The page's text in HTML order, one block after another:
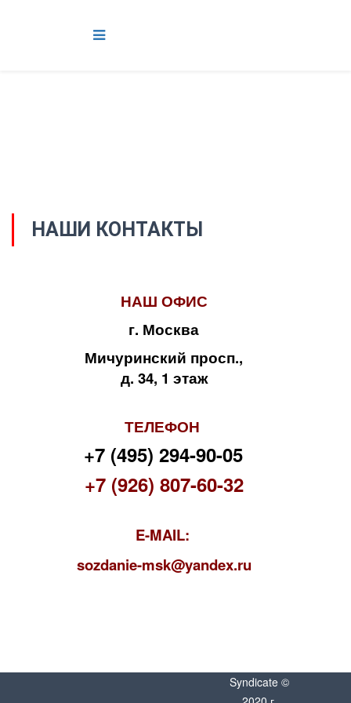
НАШИ КОНТАКТЫ
НАШ ОФИС
г. Москва
Мичуринский просп.,
д. 34, 1 этаж
ТЕЛЕФОН
+7 (495) 294-90-05
+7 (926) 807-60-32
E-MAIL:
sozdanie-msk@yandex.ru
Syndicate ©